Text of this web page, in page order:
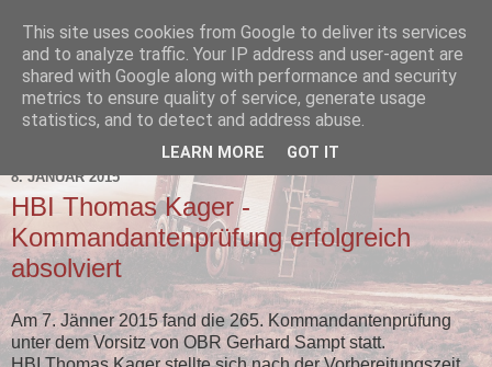
8. JANUAR 2015
HBI Thomas Kager -
Kommandantenprüfung erfolgreich
absolviert
Am 7. Jänner 2015 fand die 265. Kommandantenprüfung
unter dem Vorsitz von OBR Gerhard Sampt statt.
This site uses cookies from Google to deliver its services
and to analyze traffic. Your IP address and user-agent are
shared with Google along with performance and security
metrics to ensure quality of service, generate usage
statistics, and to detect and address abuse.
LEARN MORE GOT IT